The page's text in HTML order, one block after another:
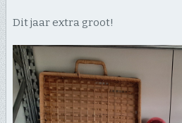
Dit jaar extra groot!